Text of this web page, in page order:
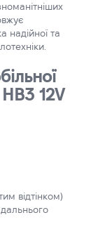
надійної та
12V
відтінком)